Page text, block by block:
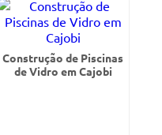
Construção de Piscinas
de Vidro em Cajobi